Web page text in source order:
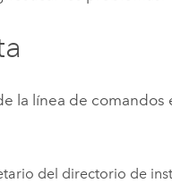
la línea de comandos
del directorio de